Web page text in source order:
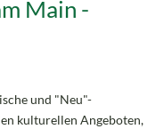
Main -
und "Neu"-
kulturellen Angeboten,